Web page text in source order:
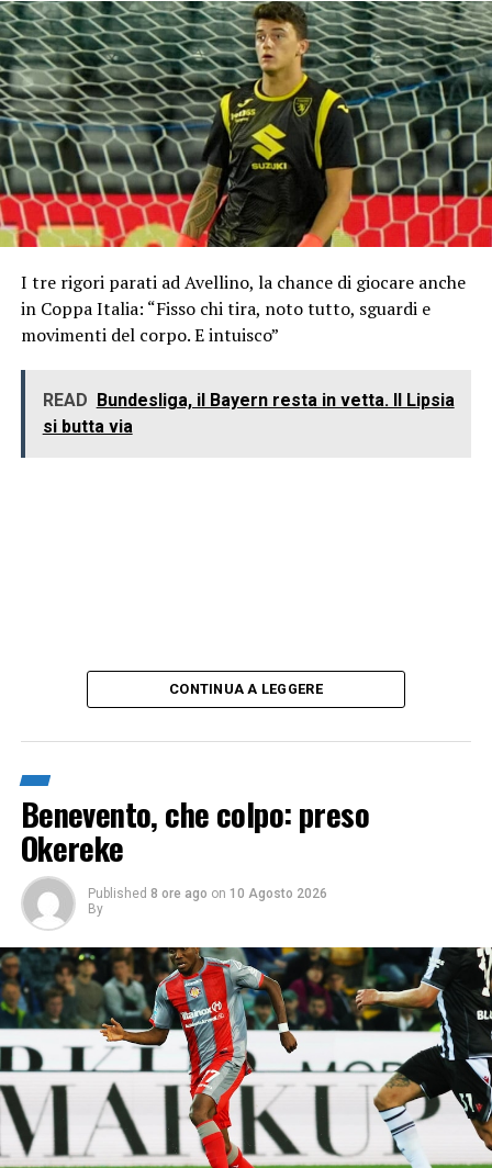
I tre rigori parati ad Avellino, la chance di giocare anche
in Coppa Italia: “Fisso chi tira, noto tutto, sguardi e
movimenti del corpo. E intuisco”
READ
Bundesliga, il Bayern resta in vetta. Il Lipsia
si butta via
CONTINUA A LEGGERE
Benevento, che colpo: preso
Okereke
Published 8 ore ago on 10 Agosto 2026
By